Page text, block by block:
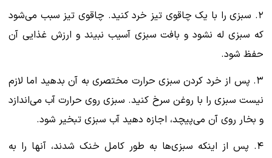
۲. سبزی را با یک چاقوی تیز خرد کنید. چاقوی تیز سبب می‌شود
که سبزی له نشود و بافت سبزی آسیب نبیند و ارزش غذایی آن
حفظ شود.
۳. پس از خرد کردن سبزی حرارت مختصری به آن بدهید اما لازم
نیست سبزی را با روغن سرخ کنید. سبزی روی حرارت آب می‌اندازد
و بخار روی آن می‌پیچد، اجازه دهید آب سبزی تبخیر شود.
۴. پس از اینکه سبزی‌ها به طور کامل خنک شدند، آنها را به